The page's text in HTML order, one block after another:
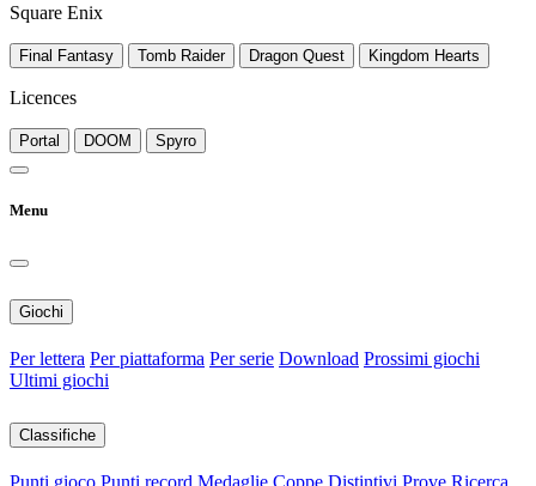
Square Enix
Final Fantasy Tomb Raider Dragon Quest Kingdom Hearts
Licences
Portal DOOM Spyro
Menu
Giochi
Per lettera Per piattaforma Per serie Download Prossimi giochi
Ultimi giochi
Classifiche
Punti gioco Punti record Medaglie Coppe Distintivi Prove Ricerca